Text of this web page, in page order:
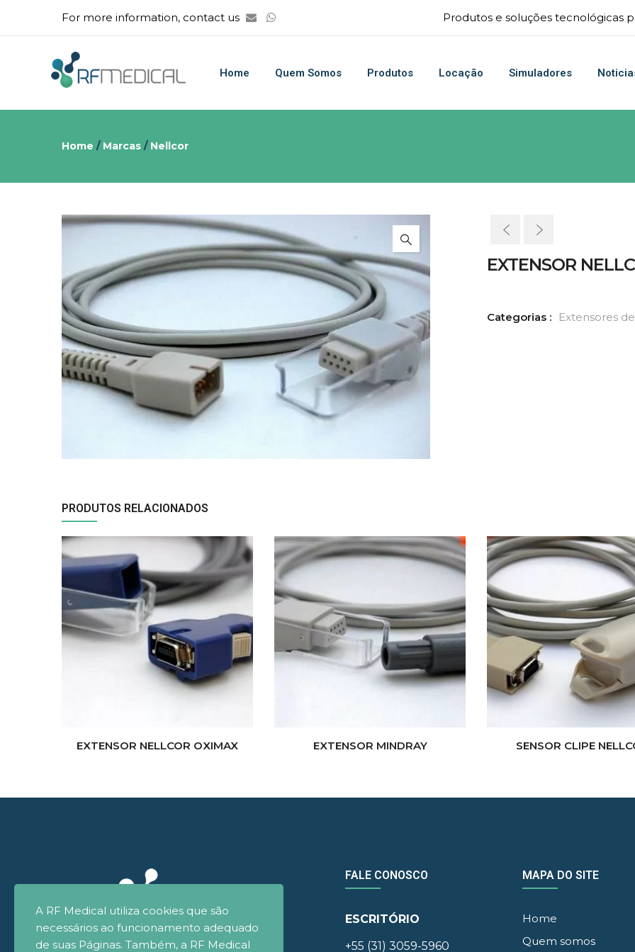
For more information, contact us Produtos e soluções tecnológicas
Home Quem Somos Produtos Locação Simuladores
Home / Marcas / Nellcor
EXTENSOR
Categorias : Extensores
PRODUTOS RELACIONADOS
EXTENSOR NELLCOR OXIMAX EXTENSOR MINDRAY SENSOR CLIPE
FALE CONOSCO
ESCRITÓRIO
+55 (31) 3059-5960
MAPA DO SITE
Home
Quem somos
A RF Medical utiliza cookies que são
necessários ao funcionamento adequado
de suas Páginas. Também, a RF Medical